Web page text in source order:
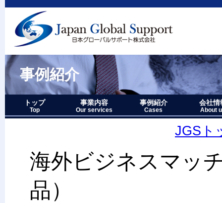
事例紹介
トップ
Top
事業内容
Our services
事例紹介
Cases
事例紹介－全件表示
アジア・オセアニア地域
中近東・アフリカ地域
会社情
About
会社情報
アクセス
沿革
企業理念
代表者略歴
経営七か条
当社のロ
JGSト
海外ビジネスマッ
品）